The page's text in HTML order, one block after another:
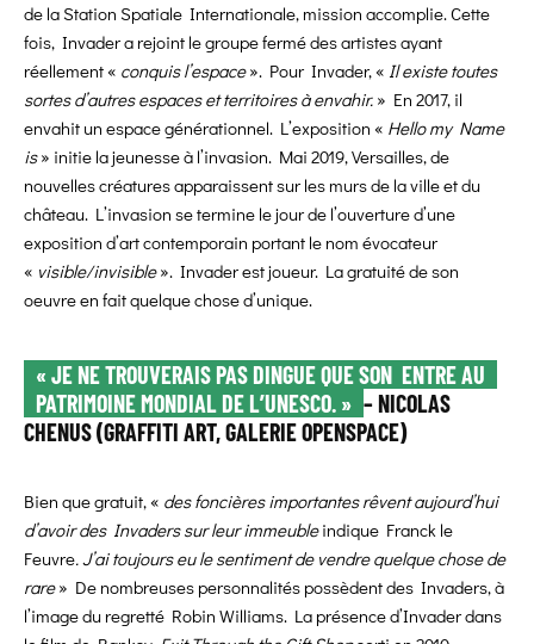
de la Station Spatiale Internationale, mission accomplie. Cette
fois, Invader a rejoint le groupe fermé des artistes ayant
réellement « conquis l’espace». Pour Invader, « Il existe toutes
sortes d’autres espaces et territoires à envahir. » En 2017, il
envahit un espace générationnel. L’exposition « Hello my Name
is» initie la jeunesse à l’invasion. Mai 2019, Versailles, de
nouvelles créatures apparaissent sur les murs de la ville et du
château. L’invasion se termine le jour de l’ouverture d’une
exposition d’art contemporain portant le nom évocateur
« visible/invisible». Invader est joueur. La gratuité de son
oeuvre en fait quelque chose d’unique.
« JE NE TROUVERAIS PAS DINGUE QUE SON ENTRE AU
PATRIMOINE MONDIAL DE L’UNESCO. » – NICOLAS
CHENUS (GRAFFITI ART, GALERIE OPENSPACE)
Bien que gratuit, « des foncières importantes rêvent aujourd’hui
d’avoir des Invaders sur leur immeubleindique Franck le
Feuvre. J’ai toujours eu le sentiment de vendre quelque chose de
rare» De nombreuses personnalités possèdent des Invaders, à
l’image du regretté Robin Williams. La présence d’Invader dans